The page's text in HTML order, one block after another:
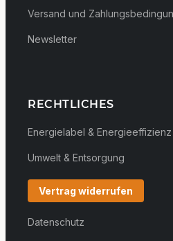
Versand und
Newsletter
RECHTLICHES
Energielabel & Energieeffizienz
Umwelt & Entsorgung
Vertrag widerrufen
Datenschutz